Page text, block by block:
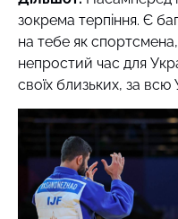
зокрема терпіння. Є
на тебе як
непростий час для
своїх близьких, за всю